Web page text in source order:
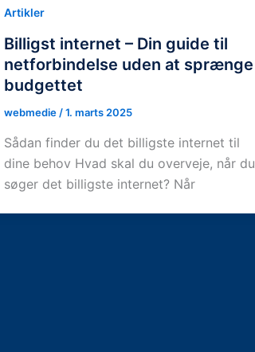
Artikler
Billigst internet – Din guide til
netforbindelse uden at sprænge
budgettet
webmedie /1. marts 2025
Sådan finder du det billigste internet til
dine behov Hvad skal du overveje, når du
søger det billigste internet? Når